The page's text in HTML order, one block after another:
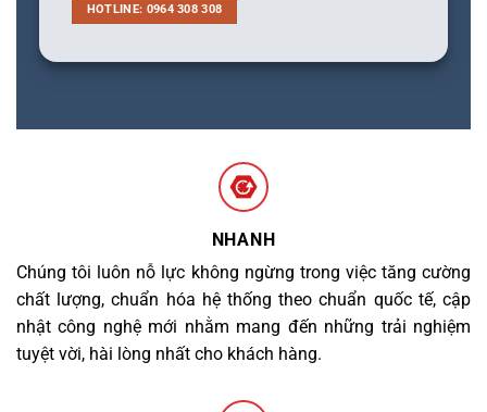
HOTLINE: 0964 308 308
NHANH
Chúng tôi luôn nỗ lực không ngừng trong việc tăng cường
chất lượng, chuẩn hóa hệ thống theo chuẩn quốc tế, cập
nhật công nghệ mới nhằm mang đến những trải nghiệm
tuyệt vời, hài lòng nhất cho khách hàng.